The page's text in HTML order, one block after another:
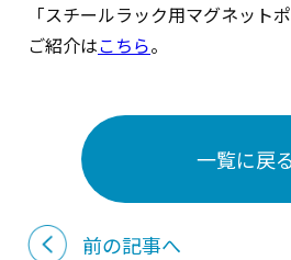
「スチールラック用マグネット
ご紹介はこちら。
前の記事へ
一覧に戻る